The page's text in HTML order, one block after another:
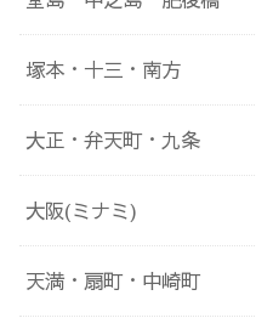
塚本・十三・南方
大正・弁天町・九条
大阪(ミナミ)
天満・扇町・中崎町